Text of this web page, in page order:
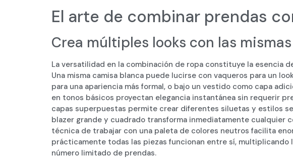
El arte de combinar prendas
Crea múltiples looks con las
La versatilidad en la combinación de ropa constituye la esencia
Una misma camisa blanca puede lucirse con vaqueros para un
para una apariencia más formal, o bajo un vestido como capa
en tonos básicos proyectan elegancia instantánea sin requerir
capas superpuestas permite crear diferentes siluetas y estilos
blazer grande y cuadrado transforma inmediatamente cualquier
técnica de trabajar con una paleta de colores neutros facilita
prácticamente todas las piezas funcionan entre sí,
número limitado de prendas.